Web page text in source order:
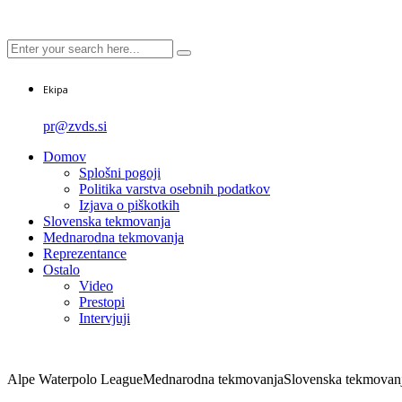
Ekipa
pr@zvds.si
Domov
Splošni pogoji
Politika varstva osebnih podatkov
Izjava o piškotkih
Slovenska tekmovanja
Mednarodna tekmovanja
Reprezentance
Ostalo
Video
Prestopi
Intervjuji
Alpe Waterpolo LeagueMednarodna tekmovanjaSlovenska